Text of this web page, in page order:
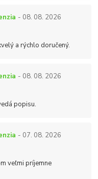
- 08. 08. 2026
a rýchlo doručený.
- 08. 08. 2026
popisu.
- 07. 08. 2026
veľmi príjemne